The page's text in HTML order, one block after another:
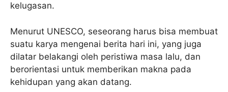
kelugasan.
Menurut UNESCO, seseorang harus bisa membuat
suatu karya mengenai berita hari ini, yang juga
dilatar belakangi oleh peristiwa masa lalu, dan
berorientasi untuk memberikan makna pada
kehidupan yang akan datang.